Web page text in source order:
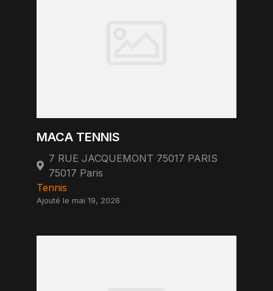
MACA TENNIS
7 RUE JACQUEMONT 75017 PARIS
75017 Paris
Tennis
Ajouté le mai 19, 2026